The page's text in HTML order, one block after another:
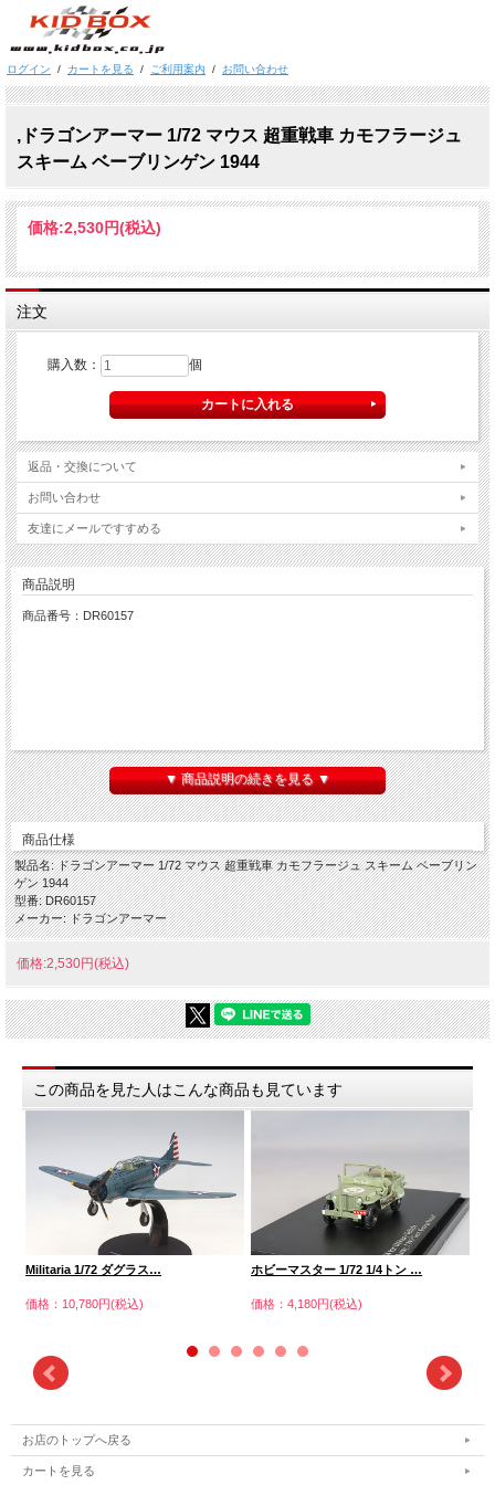
ログイン / カートを見る / ご利用案内 / お問い合わせ
,ドラゴンアーマー 1/72 マウス 超重戦車 カモフラージュ
スキーム ベーブリンゲン 1944
価格:2,530円(税込)
注文
購入数： 個
返品・交換について
お問い合わせ
友達にメールですすめる
商品説明
商品番号：DR60157
▼ 商品説明の続きを見る ▼
商品仕様
製品名: ドラゴンアーマー 1/72 マウス 超重戦車 カモフラージュ スキーム ベーブリン
ゲン 1944
型番: DR60157
メーカー: ドラゴンアーマー
価格:2,530円(税込)
この商品を見た人はこんな商品も見ています
Militaria 1/72 ダグラス…
価格：10,780円(税込)
ホビーマスター 1/72 1/4トン …
価格：4,180円(税込)
お店のトップへ戻る
カートを見る